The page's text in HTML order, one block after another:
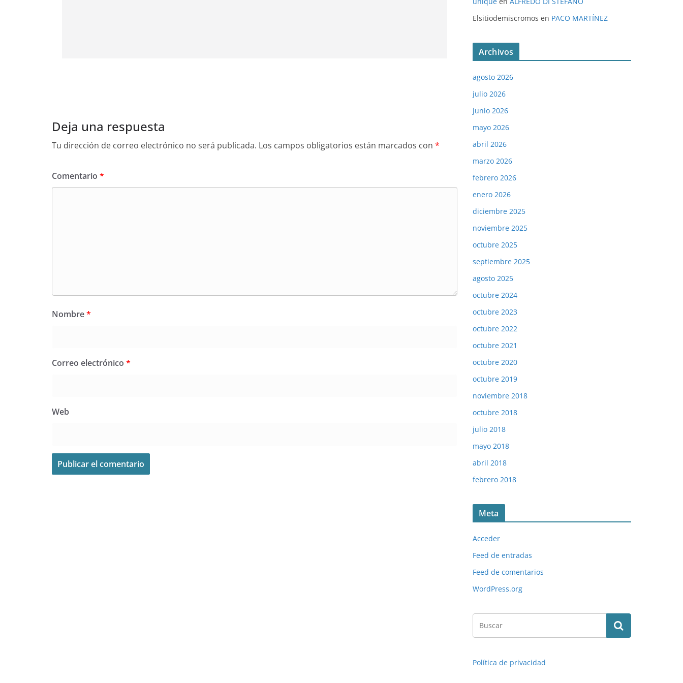
Deja una respuesta
Tu dirección de correo electrónico no será publicada. Los campos obligatorios están marcados con *
Comentario *
Nombre*
Correo electrónico *
Web
Elsitiodemiscromos en PACO MARTÍNEZ
Archivos
agosto 2026
julio 2026
junio 2026
mayo 2026
abril 2026
marzo 2026
febrero 2026
enero 2026
diciembre 2025
noviembre 2025
octubre 2025
septiembre 2025
agosto 2025
octubre 2024
octubre 2023
octubre 2022
octubre 2021
octubre 2020
octubre 2019
noviembre 2018
octubre 2018
julio 2018
mayo 2018
abril 2018
febrero 2018
Meta
Acceder
Feed de entradas
Feed de comentarios
WordPress.org
Política de privacidad